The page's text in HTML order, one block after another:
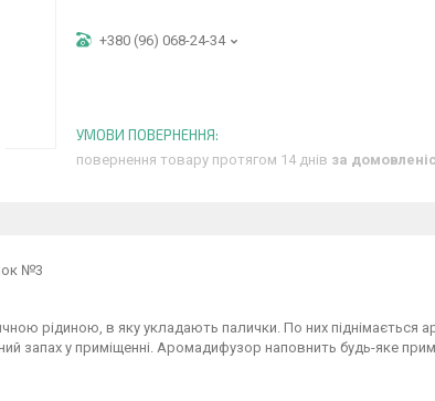
+380 (96) 068-24-34
повернення товару протягом 14 днів за
№3
рідиною, в яку укладають палички. По них піднімається
запах у приміщенні. Аромадифузор наповнить будь-яке